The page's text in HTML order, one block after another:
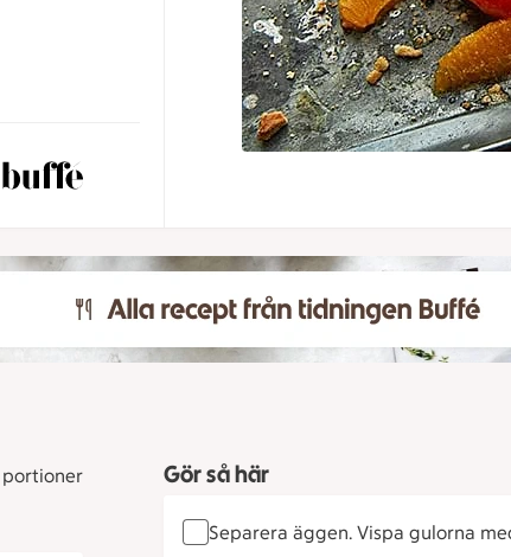
Gör så här
Separera äggen. Vispa gulorna